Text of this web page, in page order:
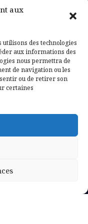
aux
des technologies
aux informations des
nous permettra de
de navigation ou les
ou de retirer son
certaines